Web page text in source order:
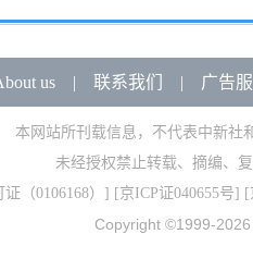
us| 联系我们 | 广告
本网站所刊载信息，不代表中新社
未经授权禁止转载、摘编、
（0106168） ] [京ICP证040655号] [
Copyright ©1999-